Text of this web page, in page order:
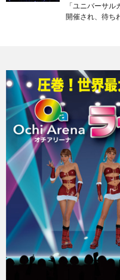
「ユニバーサ
開催され、待ち